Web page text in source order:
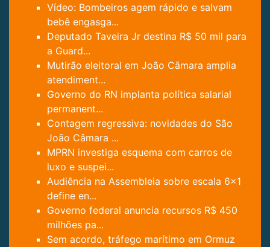
Vídeo: Bombeiros agem rápido e salvam
bebê engasga...
Deputado Taveira Jr destina R$ 50 mil para
a Guard...
Mutirão eleitoral em João Câmara amplia
atendiment...
Governo do RN implanta política salarial
permanent...
Contagem regressiva: novidades do São
João Câmara ...
MPRN investiga esquema com carros de
luxo e suspei...
Audiência na Assembleia sobre escala 6x1
define en...
Governo federal anuncia recursos R$ 450
milhões pa...
Sem acordo, tráfego marítimo em Ormuz